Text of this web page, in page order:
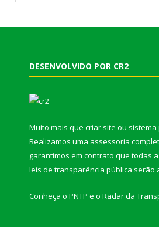
DESENVOLVIDO POR CR2
Muito mais que criar site ou
Realizamos uma assessoria
garantimos em contrato que todas
leis de transparência pública serão
Conheça o PNTP e o Radar da